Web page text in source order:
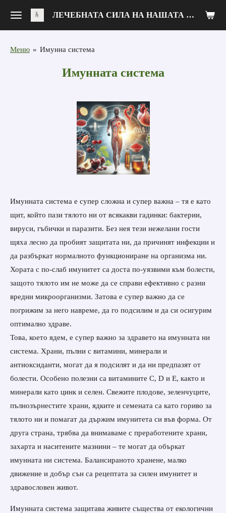
Zum
ЛЕЧЕБНАТА СИЛА НА НАШАТА ХРАНА
Меню » Имунна система
Имунната система
Имунната система е супер сложна и супер важна – тя е като
щит, който пази тялото ни от всякакви гадинки: бактерии,
вируси, гъбички и паразити. Без нея тези нежелани гости
щяха лесно да пробият защитата ни, да причинят инфекции и
да разбъркат нормалното функциониране на организма ни.
Хората с по-слаб имунитет са доста по-уязвими към болести,
защото тялото им не може да се справи ефективно с разни
вредни микроорганизми. Затова е супер важно да се
погрижим за него навреме, да го подсилим и да си осигурим
оптимално здраве.
Това, което ядем, е супер важно за здравето на имунната ни
система. Храни, пълни с витамини, минерали и
антиоксиданти, могат да я подсилят и да ни предпазят от
болести. Особено полезни са витамините С, D и Е, както и
минерали като цинк и селен. Свежите плодове, зеленчуците,
пълнозърнестите храни, ядките и семената са като гориво за
тялото ни и помагат да държим имунитета си във форма. От
друга страна, трябва да внимаваме с преработените храни,
захарта и наситените мазнини – те могат да объркат
имунната ни система. Балансираното хранене, малко
движение и добър сън са рецептата за силен имунитет и
здравословен живот.
Имунната система защитава живите същества от екологични